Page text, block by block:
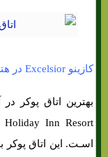
کازینو Excelsior در هتل هالیدی